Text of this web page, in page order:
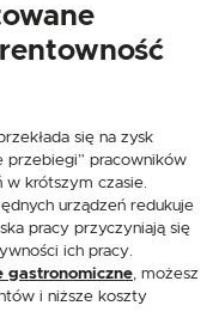
się na zysk
przebiegi” pracowników
w krótszym czasie.
urządzeń redukuje
pracy przyczyniają się
ich pracy.
gastronomiczne, możesz
i niższe koszty